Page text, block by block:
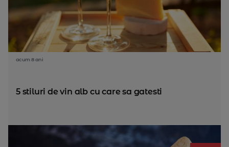
acum 8 ani
5 stiluri de vin alb cu care sa gatesti